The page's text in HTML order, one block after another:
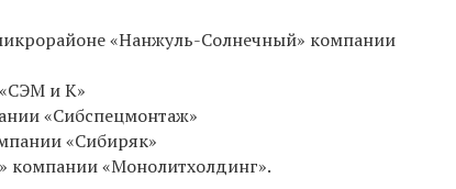
«Нанжуль-Солнечный» компании
СЭМ и К»
«Сибспецмонтаж»
«Сибиряк»
компании «Монолитхолдинг».